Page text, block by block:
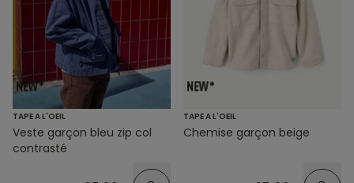
TAPE A L'OEIL
Veste garçon bleu zip col
contrasté
TAPE A L'OEIL
Chemise garçon beige